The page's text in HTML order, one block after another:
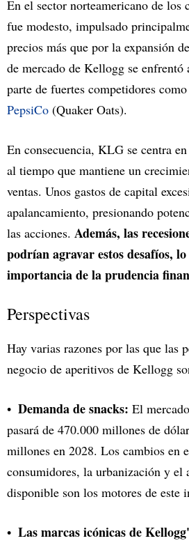
En el sector norteamericano de los
fue modesto, impulsado
precios más que por la expansión
de mercado de Kellogg se enfrentó
parte de fuertes competidores
PepsiCo (Quaker Oats).
En consecuencia, KLG se centra
al tiempo que mantiene un
ventas. Unos gastos de capital
apalancamiento, presionando
las acciones. Además, las
podrían agravar estos desafíos,
importancia de la prudencia
Perspectivas
Hay varias razones por las que las
negocio de aperitivos de Kellogg
Demanda de snacks: El
pasará de 470.000 millones de
millones en 2028. Los cambios en
consumidores, la urbanización y el
disponible son los motores de este
Las marcas icónicas de